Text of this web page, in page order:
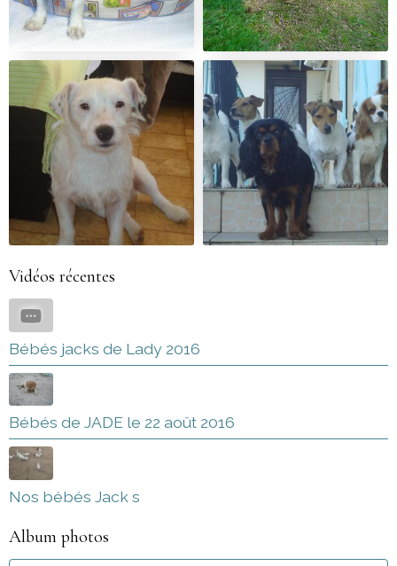
Vidéos récentes
Bébés jacks de Lady 2016
Bébés de JADE le 22 août 2016
Nos bébés Jack s
Album photos